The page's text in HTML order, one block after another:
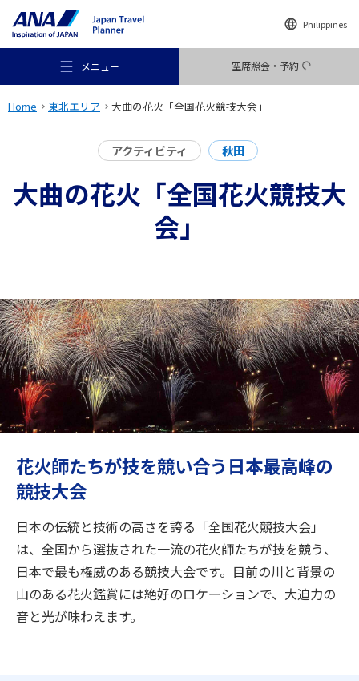
Philippines
メニュー 空席照会・予約
おすすめの旅
行き先
旅のお役立ち情報
ANA サービス
Home 東北エリア 大曲の花火「全国花火競技大会」
アクティビティ 秋田
大曲の花火「全国花火競技大
会」
花火師たちが技を競い合う日本最高峰の
競技大会
日本の伝統と技術の高さを誇る「全国花火競技大会」
は、全国から選抜された一流の花火師たちが技を競う、
日本で最も権威のある競技大会です。目前の川と背景の
山のある花火鑑賞には絶好のロケーションで、大迫力の
音と光が味わえます。